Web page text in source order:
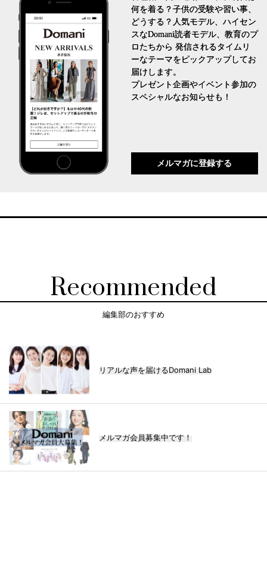
何を着る？子供の受験や習い事、
どうする？人気モデル、ハイセン
スなDomani読者モデル、教育のプ
ロたちから 発信されるタイムリ
ーなテーマをピックアップしてお
届けします。
プレゼント企画やイベント参加の
スペシャルなお知らせも！
メルマガに登録する
Recommended
編集部のおすすめ
リアルな声を届けるDomani Lab
メルマガ会員募集中です！